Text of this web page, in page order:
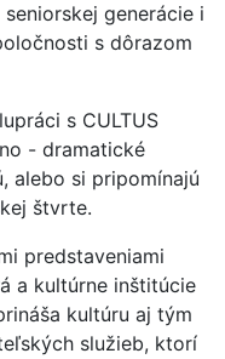
generácie i
s dôrazom
s CULTUS
- dramatické
alebo si pripomínajú
štvrte.
predstaveniami
a kultúrne inštitúcie
kultúru aj tým
služieb, ktorí